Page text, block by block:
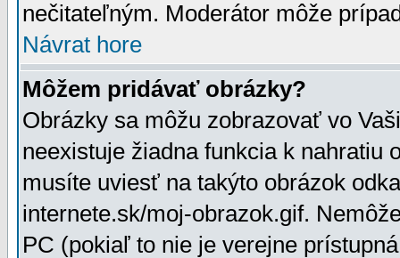
nečitateľným. Moderátor môže
Návrat hore
Môžem pridávať obrázky?
Obrázky sa môžu zobrazovať vo
neexistuje žiadna funkcia k nahratiu
musíte uviesť na takýto obrázok
internete.sk/moj-obrazok.gif.
PC (pokiaľ to nie je verejne